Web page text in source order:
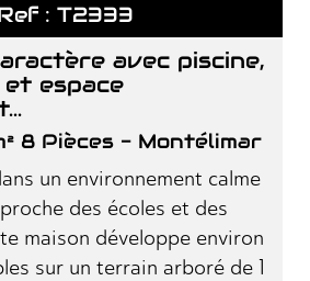
: T2333
espace
8 Pièces - Montélimar
un environnement calme
des écoles et des
maison développe environ
sur un terrain arboré de 1